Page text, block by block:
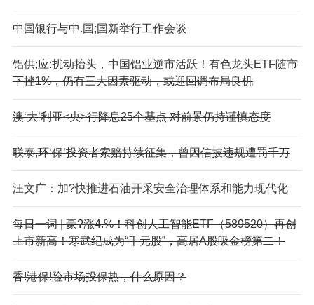
中国银行与中.国;国新举行工作会谈
铝供;应:扰动抬头，中国铝业逆市活跃！有色龙头ETF随市
下挫1%，仍有三大因素驱动，或迎回调布局良机
澳‘大’利亚<央>行降息25个基点 对前景仍持谨慎态度
联泰,环‘保’投资者索赔持续征集，曾因信披违规遭罚千万
汪文广：加?快推进石油开采安全治理体系和能力现代化
每日一词 | 豪?涨4.%！科创人工智能ETF（589520）再创
上市新高！寒武纪成为“千元股”，高居A股吸金榜第二！
香!港保!险市场投保热，什么原因？